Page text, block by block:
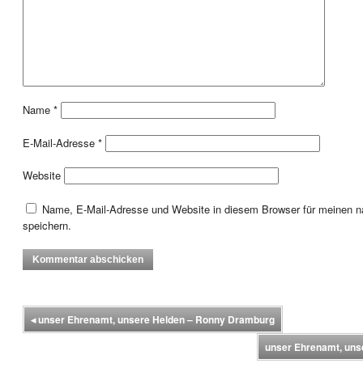
Name *
E-Mail-Adresse *
Website
Name, E-Mail-Adresse und Website in diesem Browser für meinen
speichern.
◂unser Ehrenamt, unsere Helden – Ronny Dramburg
unser Ehrenamt,